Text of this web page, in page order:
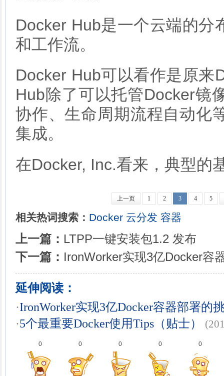
Docker Hub是一个云端的分
和工作流。
Docker Hub可以看作是原来
Hub除了可以托管Docker镜
协作、生命周期流程自动化
集成。
在Docker, Inc.看来，典型的
上一页 1 2 3 4 5
相关热词搜索： Docker 云分发 容器
上一篇： LTPP一键安装包1.2 发布
下一篇： IronWorker实现3亿Docker容
延伸阅读：
·IronWorker实现3亿Docker容器部署的
·5个最重要Docker使用Tips（贴士）
0 0 0 0 0